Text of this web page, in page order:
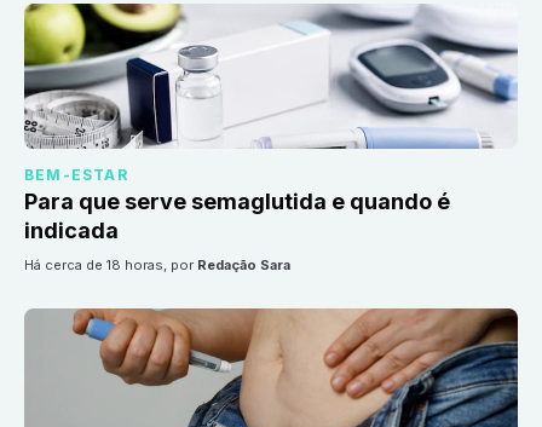
BEM-ESTAR
Para que serve semaglutida e quando é
indicada
há cerca de 18 horas, por Redação Sara